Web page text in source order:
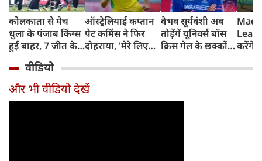
कोलकाता से मैच
धुला के पंजाब किंग्स
हुई बाहर, 7 जीत के
ऑस्ट्रेलियाई कप्तान
पैट कमिंस ने फिर
दोहराया, 'मेरे लिए
वैभव सूर्यवंशी अब
तोड़ेंगें यूनिवर्स बॉस
क्रिस गेल के छक्कों
करेंगे
टीम में
वीडियो
और भी वीडियो देखें